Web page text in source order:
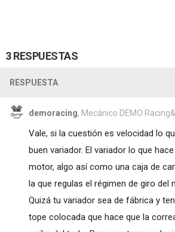
3 RESPUESTAS
RESPUESTA
demoracing, Mecánico DEMO
Vale, si la cuestión es velocidad lo
buen variador. El variador lo que
motor, algo así como una caja de
la que regulas el régimen de giro del
Quizá tu variador sea de fábrica y
tope colocada que hace que la